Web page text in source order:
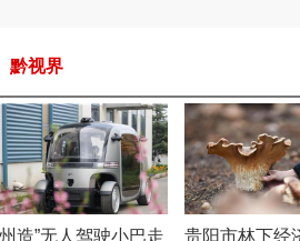
黔视界
造”无人驾驶小巴走
贵阳市林下经